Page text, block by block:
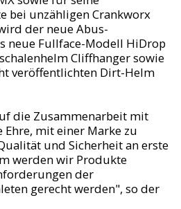
bei unzähligen Crankworx
der neue Abus-
neue Fullface-Modell HiDrop
Cliffhanger sowie
veröffentlichten Dirt-Helm
die Zusammenarbeit mit
Ehre, mit einer Marke zu
und Sicherheit an erste
werden wir Produkte
der
gerecht werden", so der